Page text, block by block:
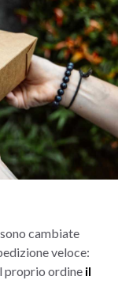
cambiate
veloce:
proprio ordine il